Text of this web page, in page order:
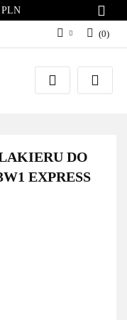
PLN
Zaloguj się
Załóż konto
(0)
DO
EXPRESS